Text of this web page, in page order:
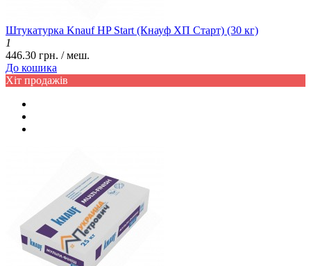
Штукатурка Knauf HP Start (Кнауф ХП Старт) (30 кг)
1
446.30 грн. / меш.
До кошика
Хіт продажів